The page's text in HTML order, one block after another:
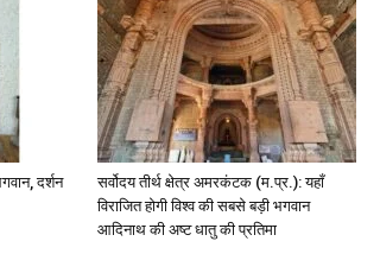
दर्शन
सर्वोदय तीर्थ क्षेत्र अमरकंटक (म.प्र.): यहाँ
विराजित होगी विश्व की सबसे बड़ी भगवान
आदिनाथ की अष्ट धातु की प्रतिमा